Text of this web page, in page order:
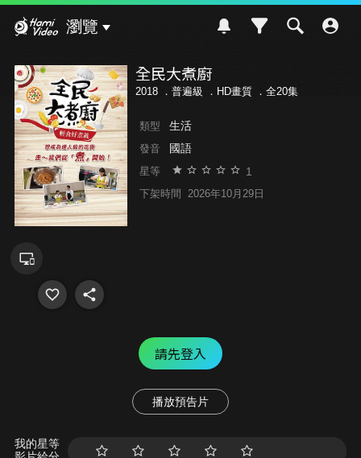
瀏覽
全民大煮廚
2018 ． 普遍級 ．HD畫質 ．全20集
類型 生活
發音 國語
星等 1
下架時間 2026年10月29日
請先登入
播放預告片
我的星等